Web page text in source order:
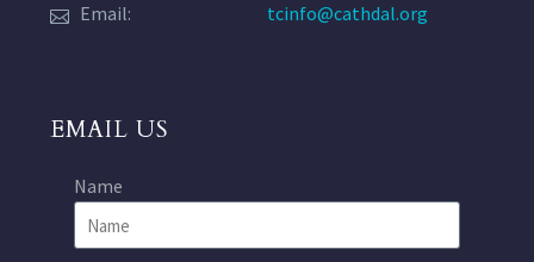
Email:
tcinfo@cathdal.org
EMAIL US
Name